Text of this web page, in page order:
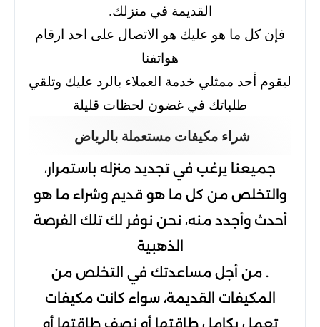
القديمة في منزلك.
فإن كل ما هو عليك هو الاتصال على احد ارقام
هواتفنا
ليقوم أحد ممثلي خدمة العملاء بالرد عليك وتلقي
طلباتك في غضون لحظات قليلة
شراء مكيفات مستعملة بالرياض
جميعنا يرغب في تجديد منزله باستمرار،
والتخلص من كل ما هو قديم وشراء ما هو
أحدث وأجدد منه، نحن نوفر لك تلك الفرصة
الذهبية
. من أجل مساعدتك في التخلص من
المكيفات القديمة، سواء كانت مكيفات